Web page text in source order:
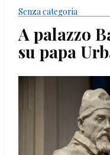
Senza categoria
A palazzo
su papa